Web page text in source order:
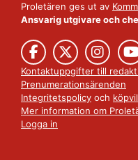
Proletären ges ut av
Ansvarig utgivare och
Kontaktuppgifter till
Prenumerationsärenden
Integritetspolicy och
Mer information om
Logga in